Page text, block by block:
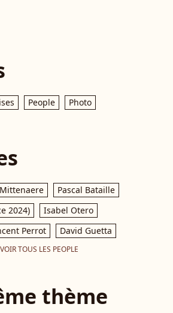
People Photo
Pascal Bataille
2024)
Isabel Otero
Perrot David Guetta
VOIR TOUS LES PEOPLE
thème